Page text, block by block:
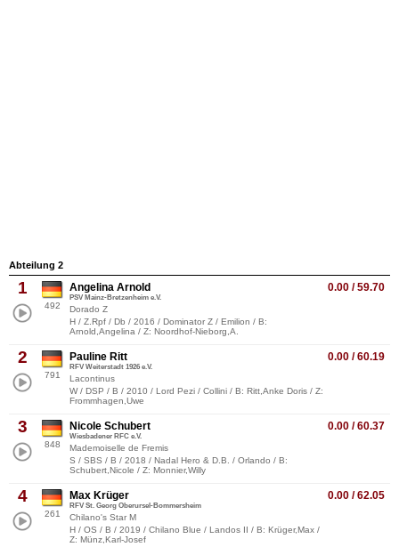
Abteilung 2
1
492
0.00 / 59.70
Angelina Arnold
PSV Mainz-Bretzenheim e.V.
Dorado Z
H / Z.Rpf / Db / 2016 / Dominator Z / Emilion / B:
Arnold,Angelina / Z: Noordhof-Nieborg,A.
2
791
0.00 / 60.19
Pauline Ritt
RFV Weiterstadt 1926 e.V.
Lacontinus
W / DSP / B / 2010 / Lord Pezi / Collini / B: Ritt,Anke Doris / Z:
Frommhagen,Uwe
3
848
0.00 / 60.37
Nicole Schubert
Wiesbadener RFC e.V.
Mademoiselle de Fremis
S / SBS / B / 2018 / Nadal Hero & D.B. / Orlando / B:
Schubert,Nicole / Z: Monnier,Willy
4
261
0.00 / 62.05
Max Krüger
RFV St. Georg Oberursel-Bommersheim
Chilano's Star M
H / OS / B / 2019 / Chilano Blue / Landos II / B: Krüger,Max /
Z: Münz,Karl-Josef